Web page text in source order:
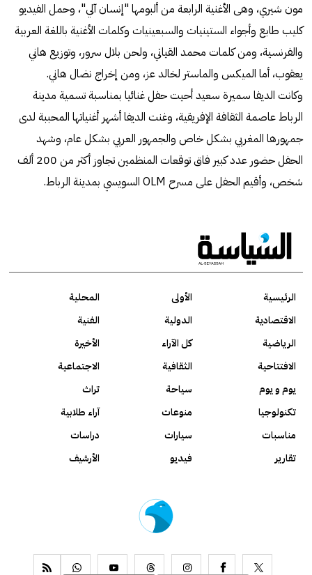
مون شيري، وهى الأغنية الرابعة من ألبومها "إنسان آلي"، وحمل الفيديو
كليب طابع وأجواء الستينيات والسبعينيات وكلمات الأغنية باللغة العربية
والفرنسية، ومن كلمات محمد القياتي، ولحن بلال سرور، وتوزيع هاني
يعقوب، أما الميكس والماستر لخالد عز، ومن إخراج نضال هاني.
وكانت الديفا سميرة سعيد أحيت حفل غنائيا بمناسبة تسمية مدينة
الرباط عاصمة الثقافة الإفريقية، وغنت الديفا أشهر أغنياتها المحببة لدى
جمهورها المغربي بشكل خاص والجمهور العربي بشكل عام، وشهد
الحفل حضور عدد كبير فاق توقعات المنظمين تجاوز أكثر من 200 ألف
شخص، وأقيم الحفل على مسرح OLM السويسي بمدينة الرباط.
الرئيسية الأولى
المحلية
الاقتصادية
الدولية
الفنية
الرياضية
كل الآراء
الأخيرة
الافتتاحية
الثقافية
الاجتماعية
يوم و يوم
سياحة
تراث
تكنولوجيا
منوعات
آراء طلابية
مناسبات
سيارات
دراسات
تقارير
فيديو الأرشيف